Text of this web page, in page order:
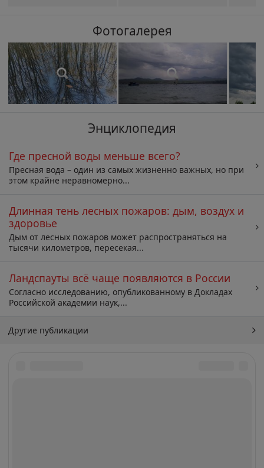
Фотогалерея
Энциклопедия
Где пресной воды меньше всего?
Пресная вода – один из самых жизненно важных, но при
этом крайне неравномерно...
Длинная тень лесных пожаров: дым, воздух и
здоровье
Дым от лесных пожаров может распространяться на
тысячи километров, пересекая...
Ландспауты всё чаще появляются в России
Согласно исследованию, опубликованному в Докладах
Российской академии наук,...
Другие публикации